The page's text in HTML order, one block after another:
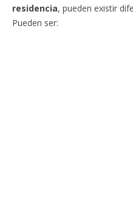
residencia, pueden existir
Pueden ser: